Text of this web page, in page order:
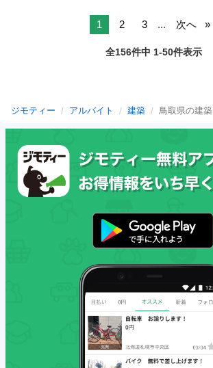
1 2 3 ... 次へ
全156件中 1-50件表示
ジモティー アルバイト 建築 鳥取県の建築